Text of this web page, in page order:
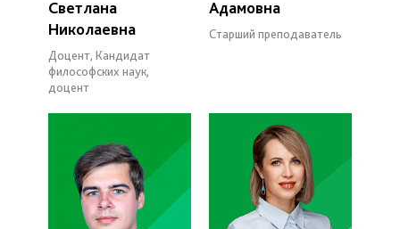
Светлана
Николаевна
Доцент, Кандидат
философских наук,
доцент
Адамовна
Старший преподаватель